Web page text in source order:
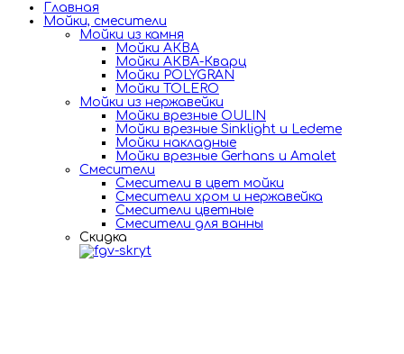
Главная
Мойки, смесители
Mойки из камня
Мойки АКВА
Мойки АКВА-Кварц
Мойки POLYGRAN
Мойки TOLERO
Мойки из нержавейки
Мойки врезные OULIN
Мойки врезные Sinklight и Ledeme
Мойки накладные
Мойки врезные Gerhans и Amalet
Смесители
Смесители в цвет мойки
Смесители хром и нержавейка
Смесители цветные
Смесители для ванны
Скидка